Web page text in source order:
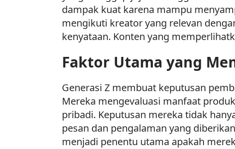
dampak kuat karena mampu
mengikuti kreator yang relevan
kenyataan. Konten yang
Faktor Utama yang
Generasi Z membuat keputusan
Mereka mengevaluasi manfaat
pribadi. Keputusan mereka tidak
pesan dan pengalaman yang
menjadi penentu utama apakah